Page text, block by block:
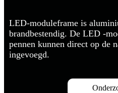
LED-moduleframe is
brandbestendig. De LED -
pennen kunnen direct op de
ingevoegd.